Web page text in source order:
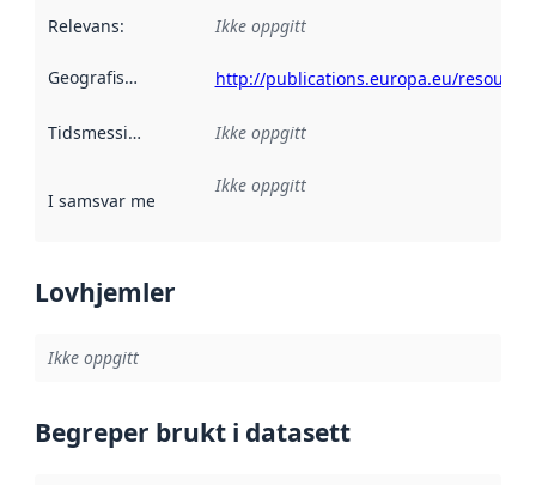
Relevans: Ikke oppgitt
Geografisk avgrensning :
http://publications.europa.eu/
Tidsmessig avgrensning :
Ikke oppgitt
I samsvar med Referanse til en implementasjonsregel
Ikke oppgitt
Lovhjemler
Ikke oppgitt
Begreper brukt i datasett